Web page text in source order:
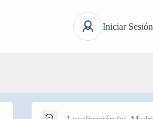
Iniciar Sesión